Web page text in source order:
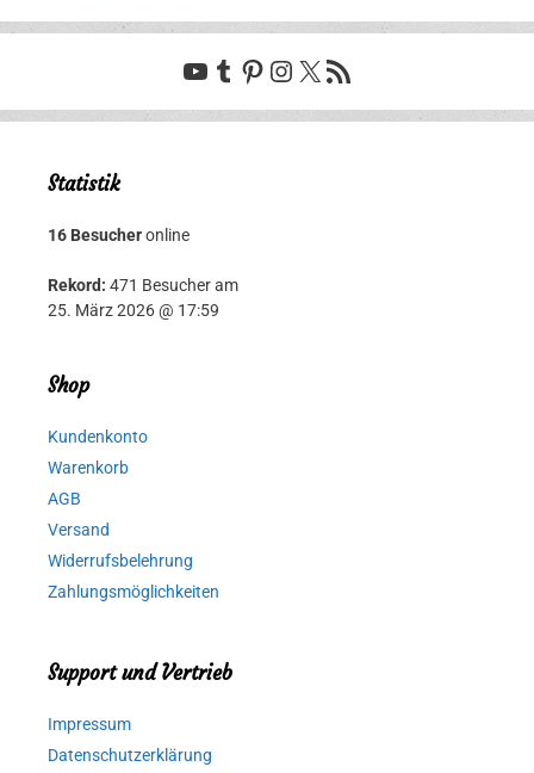
YouTube
Tumblr
Pinterest
Instagram
X RSS-Feed
Statistik
16 Besucheronline
Rekord: 471 Besucher am
25. März 2026 @ 17:59
Shop
Kundenkonto
Warenkorb
AGB
Versand
Widerrufsbelehrung
Zahlungsmöglichkeiten
Support und Vertrieb
Impressum
Datenschutzerklärung